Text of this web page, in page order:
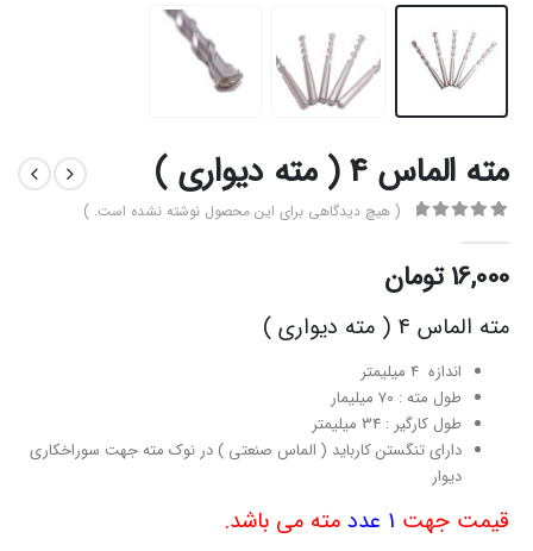
مته الماس 4 ( مته دیواری )
( هیچ دیدگاهی برای این محصول نوشته نشده است. )
16,000تومان
مته الماس 4 ( مته دیواری )
اندازه 4 میلیمتر
طول مته : 70 میلیمار
طول کارگیر : 34 میلیمتر
دارای تنگستن کارباید ( الماس صنعتی ) در نوک مته جهت سوراخکاری
دیوار
قیمت جهت 1 عدد مته می باشد.